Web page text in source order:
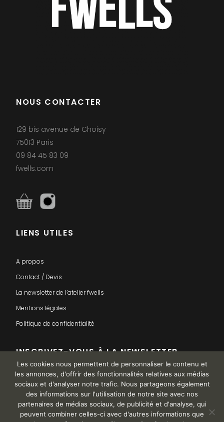
NOUS CONTACTER
129 bis avenue de Choisy
75013 Paris
09 84 45 83 09
fwells.com
LIENS UTILES
A propos
Contact / Devis
La newsletter de l’atelier fwells
Mentions légales
Politique de confidentialité
INSCRIVEZ-VOUS À LA NEWSLETTER
Les cookies nous permettent de personnaliser le contenu et
les annonces, d'offrir des fonctionnalités relatives aux médias
sociaux et d'analyser notre trafic. Nous partageons également
des informations sur l'utilisation de notre site avec nos
partenaires de médias sociaux, de publicité et d'analyse, qui
peuvent combiner celles-ci avec d'autres informations que